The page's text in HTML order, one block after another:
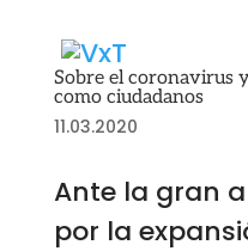
Sobre el coronavirus
como ciudadanos
11.03.2020
Ante la gran
por la